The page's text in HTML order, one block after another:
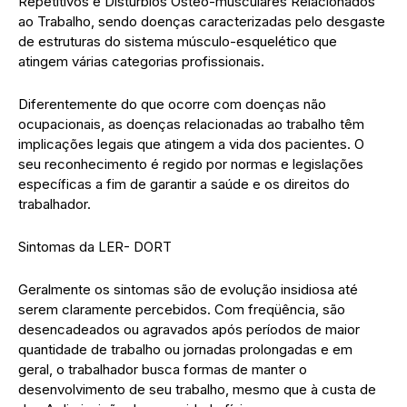
ao Trabalho, sendo doenças caracterizadas pelo desgaste
de estruturas do sistema músculo-esquelético que
atingem várias categorias profissionais.
Diferentemente do que ocorre com doenças não
ocupacionais, as doenças relacionadas ao trabalho têm
implicações legais que atingem a vida dos pacientes. O
seu reconhecimento é regido por normas e legislações
específicas a fim de garantir a saúde e os direitos do
trabalhador.
Sintomas da LER- DORT
Geralmente os sintomas são de evolução insidiosa até
serem claramente percebidos. Com freqüência, são
desencadeados ou agravados após períodos de maior
quantidade de trabalho ou jornadas prolongadas e em
geral, o trabalhador busca formas de manter o
desenvolvimento de seu trabalho, mesmo que à custa de